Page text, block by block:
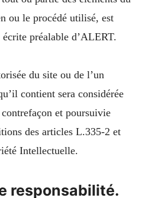
ou le procédé utilisé, est
préalable d’ALERT.
du site ou de l’un
contient sera considérée
et poursuivie
des articles L.335-2 et
Intellectuelle.
responsabilité.